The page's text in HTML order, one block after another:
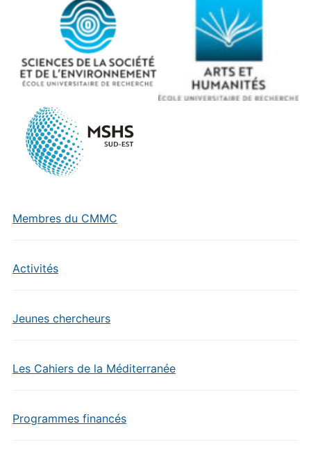
Membres du CMMC
Activités
Jeunes chercheurs
Les Cahiers de la Méditerranée
Programmes financés